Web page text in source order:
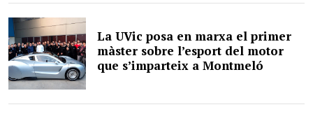
La UVic posa en marxa el primer
màster sobre l’esport del motor
que s’imparteix a Montmeló